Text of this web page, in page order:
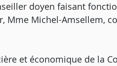
doyen faisant
Mme Michel-Amsellem,
et économique de la